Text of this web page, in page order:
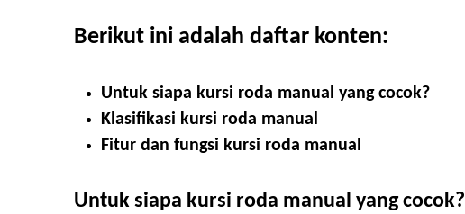
Berikut ini adalah daftar konten:
Untuk siapa kursi roda manual yang cocok?
Klasifikasi kursi roda manual
Fitur dan fungsi kursi roda manual
Untuk siapa kursi roda manual yang cocok?